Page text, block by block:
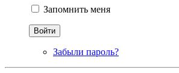
Запомнить меня
Забыли пароль?